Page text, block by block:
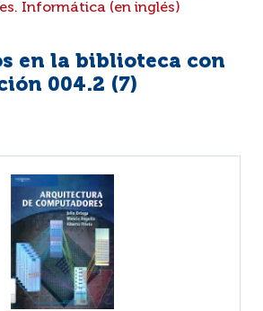
Informática (en inglés)
en la biblioteca con
004.2 (7)